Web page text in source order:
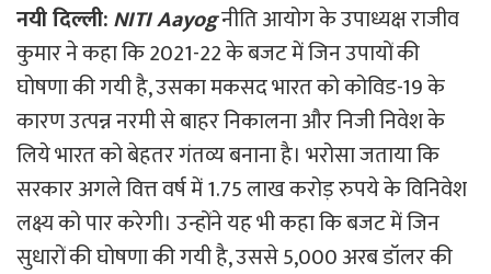
नयी दिल्ली:NITI Aayogनीति आयोग के उपाध्यक्ष राजीव
कुमार ने कहा कि 2021-22 के बजट में जिन उपायों की
घोषणा की गयी है, उसका मकसद भारत को कोविड-19 के
कारण उत्पन्न नरमी से बाहर निकालना और निजी निवेश के
लिये भारत को बेहतर गंतव्य बनाना है। भरोसा जताया कि
सरकार अगले वित्त वर्ष में 1.75 लाख करोड़ रुपये के विनिवेश
लक्ष्य को पार करेगी। उन्होंने यह भी कहा कि बजट में जिन
सुधारों की घोषणा की गयी है, उससे 5,000 अरब डॉलर की